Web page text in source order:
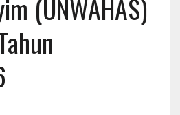
(UNWAHAS)